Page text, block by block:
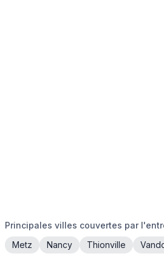
Principales villes couvertes par
Metz
Nancy Thionville